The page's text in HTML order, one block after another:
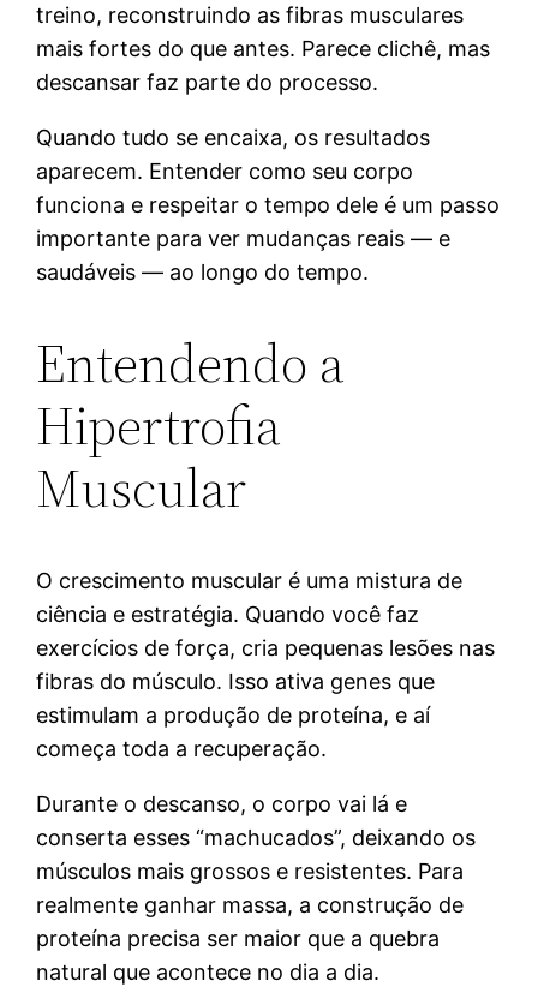
treino, reconstruindo as fibras musculares
mais fortes do que antes. Parece clichê, mas
descansar faz parte do processo.
Quando tudo se encaixa, os resultados
aparecem. Entender como seu corpo
funciona e respeitar o tempo dele é um passo
importante para ver mudanças reais — e
saudáveis — ao longo do tempo.
Entendendo a
Hipertrofia
Muscular
O crescimento muscular é uma mistura de
ciência e estratégia. Quando você faz
exercícios de força, cria pequenas lesões nas
fibras do músculo. Isso ativa genes que
estimulam a produção de proteína, e aí
começa toda a recuperação.
Durante o descanso, o corpo vai lá e
conserta esses “machucados”, deixando os
músculos mais grossos e resistentes. Para
realmente ganhar massa, a construção de
proteína precisa ser maior que a quebra
natural que acontece no dia a dia.